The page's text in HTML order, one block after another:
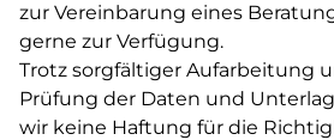
zur Vereinbarung eines
gerne zur Verfügung.
Trotz sorgfältiger Aufarbeitung
Prüfung der Daten und
wir keine Haftung für die